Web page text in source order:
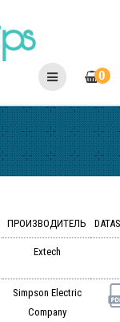
0
ПРОИЗВОДИТЕЛЬ
Extech
Simpson Electric
Company